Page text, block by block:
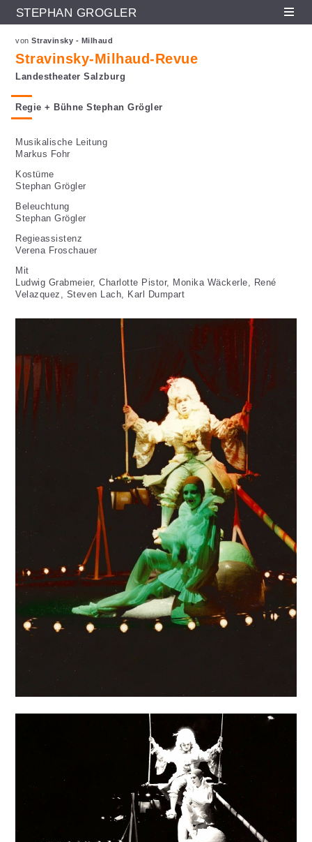
Direkt zum Inhalt
STEPHAN GRÖGLER De
von Stravinsky - Milhaud
Stravinsky-Milhaud-Revue
Landestheater Salzburg
Regie + Bühne Stephan Grögler
Musikalische Leitung
Markus Fohr
Kostüme
Stephan Grögler
Beleuchtung
Stephan Grögler
Regieassistenz
Verena Froschauer
Mit
Ludwig Grabmeier, Charlotte Pistor, Monika Wäckerle, René
Velazquez, Steven Lach, Karl Dumpart